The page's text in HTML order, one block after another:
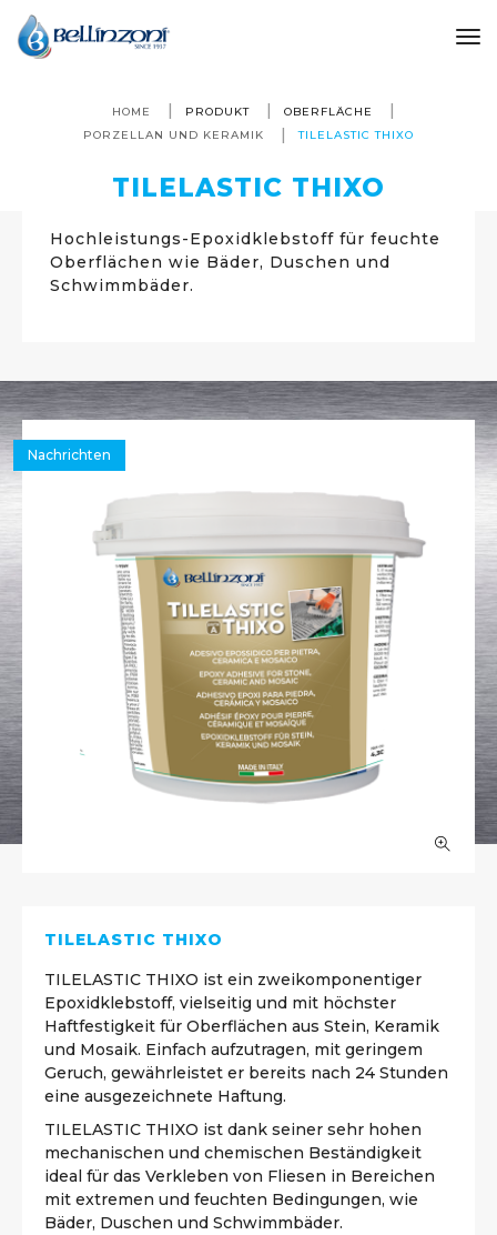
HOME PRODUKT
OBERFLÄCHE
PORZELLAN UND KERAMIK
TILELASTIC THIXO
TILELASTIC THIXO
Hochleistungs-Epoxidklebstoff für feuchte
Oberflächen wie Bäder, Duschen und
Schwimmbäder.
Nachrichten
TILELASTIC THIXO
TILELASTIC THIXO ist ein zweikomponentiger
Epoxidklebstoff, vielseitig und mit höchster
Haftfestigkeit für Oberflächen aus Stein, Keramik
und Mosaik. Einfach aufzutragen, mit geringem
Geruch, gewährleistet er bereits nach 24 Stunden
eine ausgezeichnete Haftung.
TILELASTIC THIXO ist dank seiner sehr hohen
mechanischen und chemischen Beständigkeit
ideal für das Verkleben von Fliesen in Bereichen
mit extremen und feuchten Bedingungen, wie
Bäder, Duschen und Schwimmbäder.